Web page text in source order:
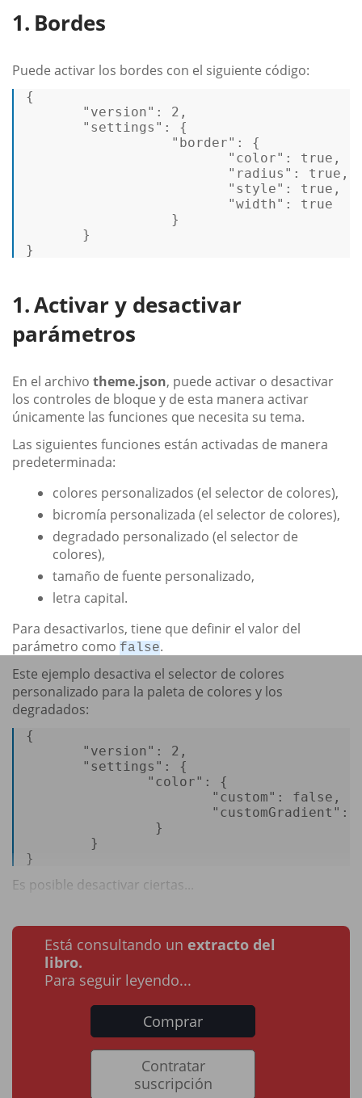
Bordes
Puede activar los bordes con el siguiente código:
{
"version" : 2 ,
"settings" :
{
"border" :
{
"color" : true ,
"radius" : true ,
"style" : true ,
"width" :
true
}
}
}
Activar y desactivar
parámetros
En el archivo theme.json, puede activar o desactivar
los controles de bloque y de esta manera activar
únicamente las funciones que necesita su tema.
Las siguientes funciones están activadas de manera
predeterminada:
colores personalizados (el selector de colores),
bicromía personalizada (el selector de colores),
degradado personalizado (el selector de
colores),
tamaño de fuente personalizado,
letra capital.
Para desactivarlos, tiene que definir el valor del
parámetro como false.
Este ejemplo desactiva el selector de colores
personalizado para la paleta de colores y los
degradados:
{
"version" : 2 ,
"settings" :
{
"color" :
{
"custom" : false ,
"customGradient" :
}
}
}
Es posible desactivar ciertas...
Está consultando un extracto del
libro.
Para seguir leyendo...
Comprar
Contratar
suscripción